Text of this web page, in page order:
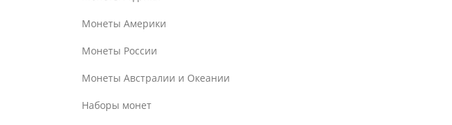
Монеты Америки
Монеты России
Монеты Австралии и Океании
Наборы монет